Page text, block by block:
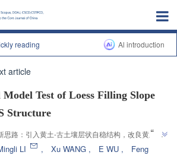
reading Al introduction
article
Test of Loess Filling Slope
Structure
思路：引入黄土-古土壤层状自稳结构，改良黄土，
变防控提供理论参考。”
”
LI , Xu WANG , E WU ,
Feng